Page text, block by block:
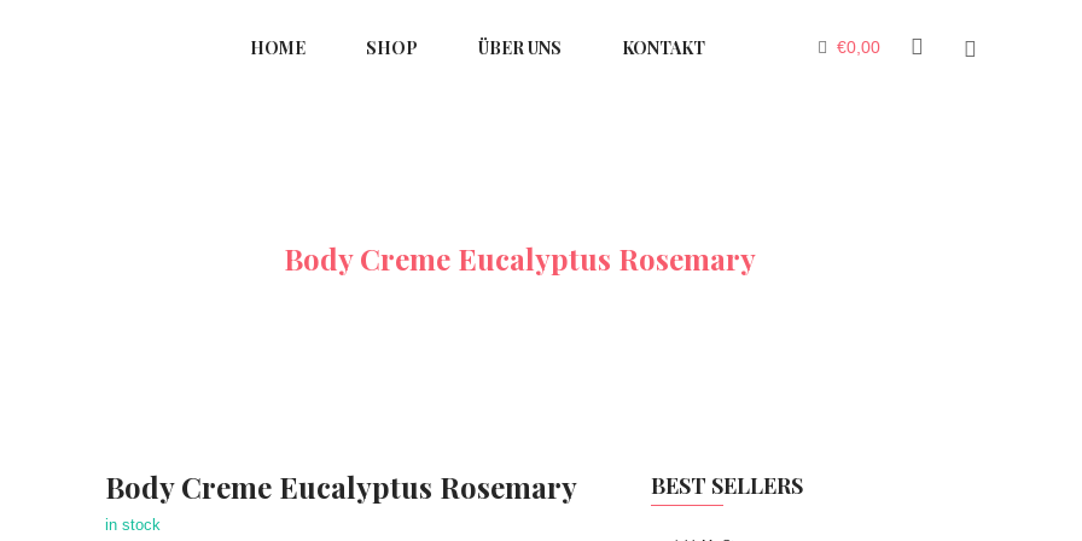
HOME SHOP ÜBER UNS KONTAKT €0,00
Body Creme Eucalyptus Rosemary
Body Creme Eucalyptus Rosemary
in stock
BEST SELLERS